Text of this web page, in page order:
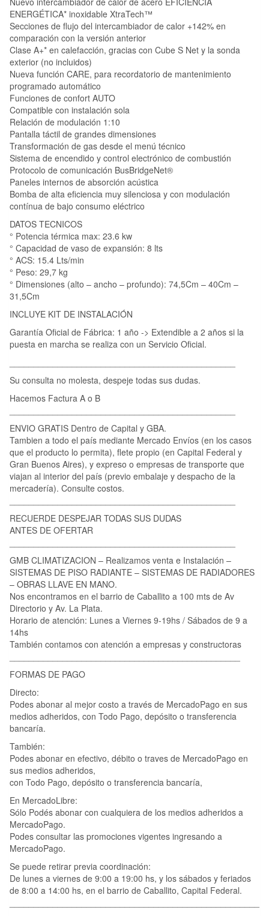
ENERGÉTICA* inoxidable XtraTech™
Secciones de flujo del intercambiador de calor +142% en
comparación con la versión anterior
Clase A+* en calefacción, gracias con Cube S Net y la sonda
exterior (no incluidos)
Nueva función CARE, para recordatorio de mantenimiento
programado automático
Funciones de confort AUTO
Compatible con instalación sola
Relación de modulación 1:10
Pantalla táctil de grandes dimensiones
Transformación de gas desde el menú técnico
Sistema de encendido y control electrónico de combustión
Protocolo de comunicación BusBridgeNet®
Paneles internos de absorción acústica
Bomba de alta eficiencia muy silenciosa y con modulación
contínua de bajo consumo eléctrico
DATOS TECNICOS
° Potencia térmica max: 23.6 kw
° Capacidad de vaso de expansión: 8 lts
° ACS: 15.4 Lts/min
° Peso: 29,7 kg
° Dimensiones (alto – ancho – profundo): 74,5Cm – 40Cm –
31,5Cm
INCLUYE KIT DE INSTALACIÓN
Garantía Oficial de Fábrica: 1 año -> Extendible a 2 años si la
puesta en marcha se realiza con un Servicio Oficial.
Su consulta no molesta, despeje todas sus dudas.
Hacemos Factura A o B
ENVIO GRATIS Dentro de Capital y GBA.
Tambien a todo el país mediante Mercado Envíos (en los casos
que el producto lo permita), flete propio (en Capital Federal y
Gran Buenos Aires), y expreso o empresas de transporte que
viajan al interior del país (previo embalaje y despacho de la
mercadería). Consulte costos.
RECUERDE DESPEJAR TODAS SUS DUDAS
ANTES DE OFERTAR
GMB CLIMATIZACION – Realizamos venta e Instalación –
SISTEMAS DE PISO RADIANTE – SISTEMAS DE RADIADORES
– OBRAS LLAVE EN MANO.
Nos encontramos en el barrio de Caballito a 100 mts de Av
Directorio y Av. La Plata.
Horario de atención: Lunes a Viernes 9-19hs / Sábados de 9 a
14hs
También contamos con atención a empresas y constructoras
FORMAS DE PAGO
Directo:
Podes abonar al mejor costo a través de MercadoPago en sus
medios adheridos, con Todo Pago, depósito o transferencia
bancaría.
También:
Podes abonar en efectivo, débito o traves de MercadoPago en
sus medios adheridos,
con Todo Pago, depósito o transferencia bancaría,
En MercadoLibre:
Sólo Podés abonar con cualquiera de los medios adheridos a
MercadoPago.
Podes consultar las promociones vigentes ingresando a
MercadoPago.
Se puede retirar previa coordinación:
De lunes a viernes de 9:00 a 19:00 hs, y los sábados y feriados
de 8:00 a 14:00 hs, en el barrio de Caballito, Capital Federal.